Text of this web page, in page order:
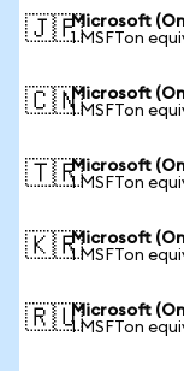
🇯🇵Microsoft
1 MSFTon
🇨🇳Microsoft
1 MSFTon
🇹🇷Microsoft
1 MSFTon
🇰🇷Microsoft
1 MSFTon
🇷🇺Microsoft
1 MSFTon